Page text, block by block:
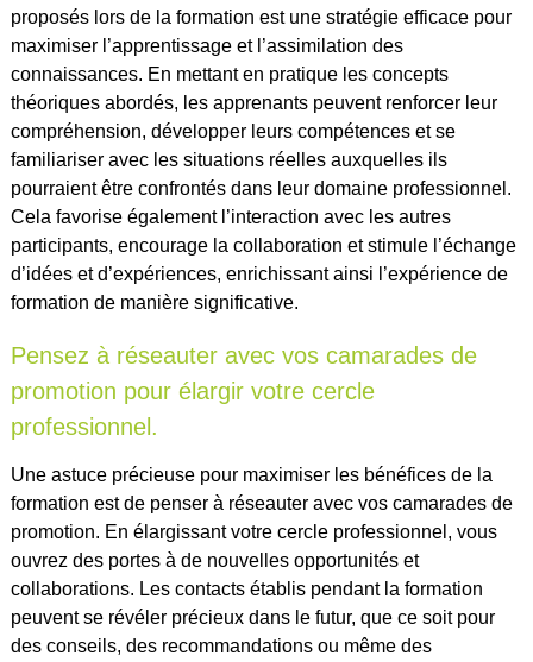
proposés lors de la formation est une stratégie efficace pour
maximiser l’apprentissage et l’assimilation des
connaissances. En mettant en pratique les concepts
théoriques abordés, les apprenants peuvent renforcer leur
compréhension, développer leurs compétences et se
familiariser avec les situations réelles auxquelles ils
pourraient être confrontés dans leur domaine professionnel.
Cela favorise également l’interaction avec les autres
participants, encourage la collaboration et stimule l’échange
d’idées et d’expériences, enrichissant ainsi l’expérience de
formation de manière significative.
Pensez à réseauter avec vos camarades de
promotion pour élargir votre cercle
professionnel.
Une astuce précieuse pour maximiser les bénéfices de la
formation est de penser à réseauter avec vos camarades de
promotion. En élargissant votre cercle professionnel, vous
ouvrez des portes à de nouvelles opportunités et
collaborations. Les contacts établis pendant la formation
peuvent se révéler précieux dans le futur, que ce soit pour
des conseils, des recommandations ou même des